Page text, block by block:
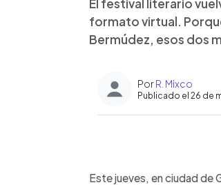
El festival literario
formato virtual.
Bermúdez, esos dos
PorR. Mixco
Publicado el 26 de
Escuchar
Este jueves, en ciudad de